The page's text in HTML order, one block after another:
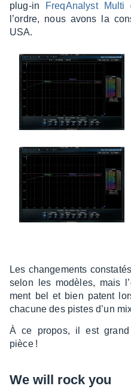
plug-in
FreqA­na­lyst Multi
l’ordre, nous avons la
USA.
Les chan­ge­ments
selon les modèles, mais
ment bel et bien patent
chacune des pistes d’un
À ce propos, il est
pièce !
We will rock you